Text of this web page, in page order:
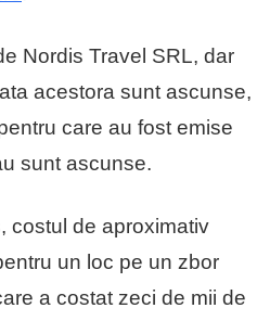
Nordis Travel SRL, dar
acestora sunt ascunse,
care au fost emise
sunt ascunse.
costul de aproximativ
un loc pe un zbor
a costat zeci de mii de